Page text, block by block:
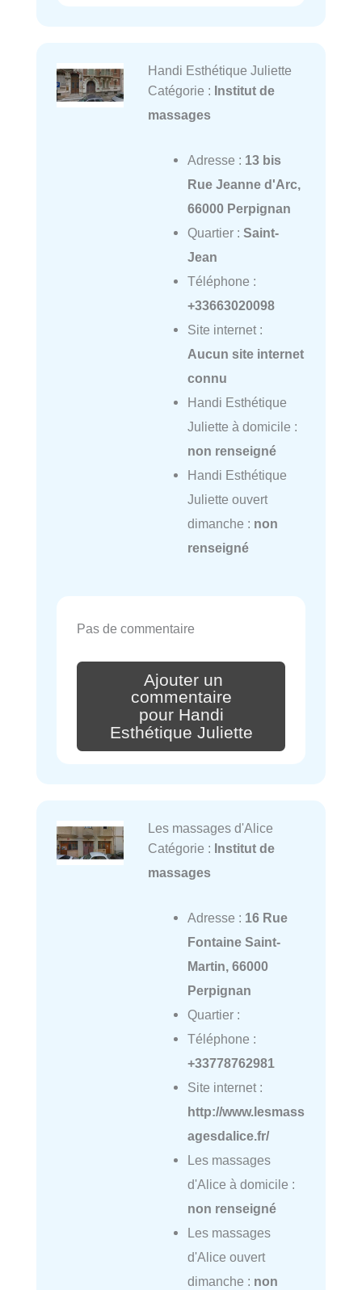
Handi Esthétique Juliette
Catégorie : Institut de
massages
Adresse : 13 bis
Rue Jeanne d'Arc,
66000 Perpignan
Quartier : Saint-
Jean
Téléphone :
+33663020098
Site internet :
Aucun site internet
connu
Handi Esthétique
Juliette à domicile :
non renseigné
Handi Esthétique
Juliette ouvert
dimanche : non
renseigné
Pas de commentaire
Ajouter un
commentaire
pour Handi
Esthétique Juliette
Les massages d'Alice
Catégorie : Institut de
massages
Adresse : 16 Rue
Fontaine Saint-
Martin, 66000
Perpignan
Quartier :
Téléphone :
+33778762981
Site internet :
http://www.lesmass
agesdalice.fr/
Les massages
d'Alice à domicile :
non renseigné
Les massages
d'Alice ouvert
dimanche : non